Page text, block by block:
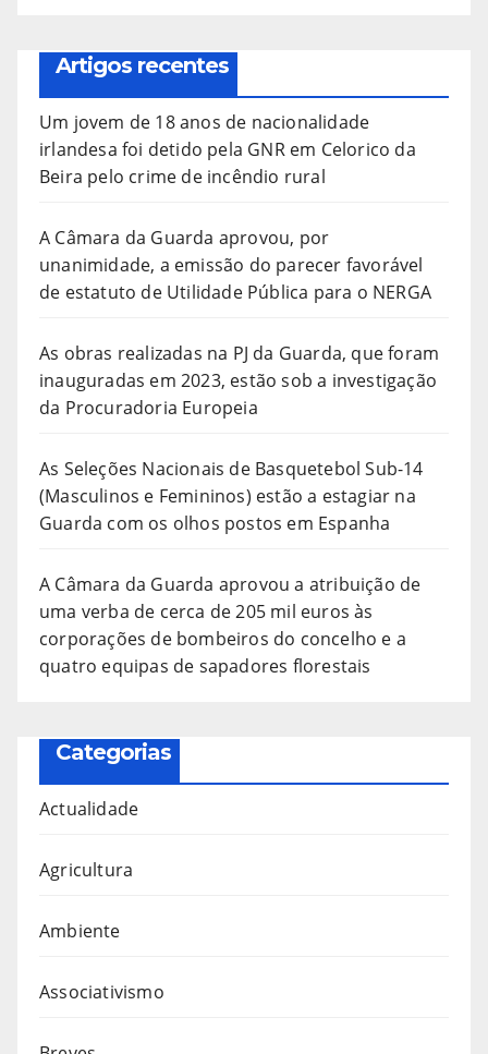
Artigos recentes
Um jovem de 18 anos de nacionalidade
irlandesa foi detido pela GNR em Celorico da
Beira pelo crime de incêndio rural
A Câmara da Guarda aprovou, por
unanimidade, a emissão do parecer favorável
de estatuto de Utilidade Pública para o NERGA
As obras realizadas na PJ da Guarda, que foram
inauguradas em 2023, estão sob a investigação
da Procuradoria Europeia
As Seleções Nacionais de Basquetebol Sub-14
(Masculinos e Femininos) estão a estagiar na
Guarda com os olhos postos em Espanha
A Câmara da Guarda aprovou a atribuição de
uma verba de cerca de 205 mil euros às
corporações de bombeiros do concelho e a
quatro equipas de sapadores florestais
Categorias
Actualidade
Agricultura
Ambiente
Associativismo